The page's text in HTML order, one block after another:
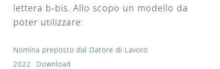
lettera b-bis. Allo scopo un modello da
poter utilizzare:
Nomina preposto dal Datore di Lavoro
2022
Download